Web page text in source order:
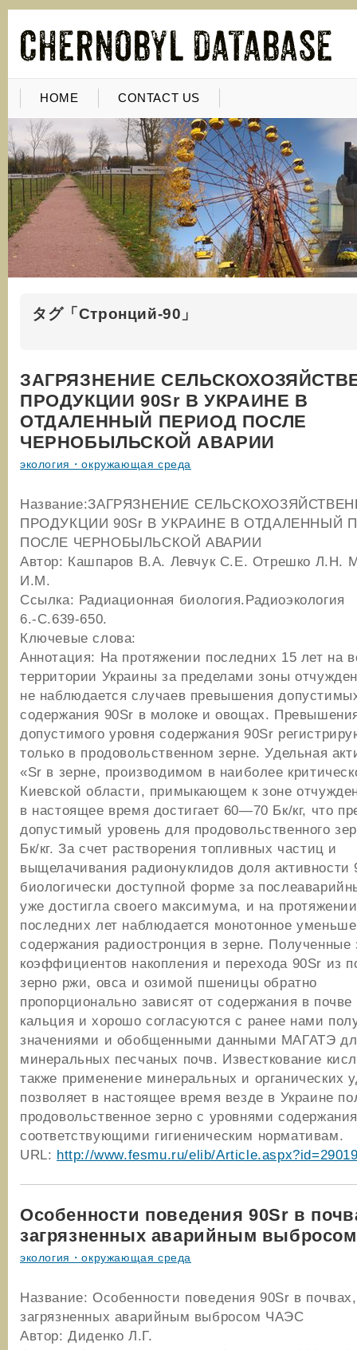
HOME CONTACT US
タグ「Стронций-90」
ЗАГРЯЗНЕНИЕ
ПРОДУКЦИИ 90Sr В УКРАИНЕ В
ОТДАЛЕННЫЙ ПЕРИОД ПОСЛЕ
ЧЕРНОБЫЛЬСКОЙ АВАРИИ
экология・окружающая среда
Название:ЗАГРЯЗНЕНИЕ
ПРОДУКЦИИ 90Sr В УКРАИНЕ В ОТДАЛЕННЫЙ
ПОСЛЕ ЧЕРНОБЫЛЬСКОЙ АВАРИИ
Автор: Кашпаров В.А. Левчук С.Е. Отрешко Л.Н.
И.М.
Ссылка: Радиационная
6.-С.639-650.
Ключевые слова:
Аннотация: На протяжении последних 15 лет на
территории Украины за пределами зоны
не наблюдается случаев превышения
содержания 90Sr в молоке и овощах.
допустимого уровня содержания 90Sr
только в продовольственном зерне. Удельная
«Sr в зерне, производимом в наиболее
Киевской области, примыкающем к зоне
в настоящее время достигает 60—70 Бк/кг, что
допустимый уровень для продовольственного
Бк/кг. За счет растворения топливных частиц и
выщелачивания радионуклидов доля активности
биологически доступной форме за
уже достигла своего максимума, и на протяжении
последних лет наблюдается монотонное
содержания радиостронция в зерне. Полученные
коэффициентов накопления и перехода 90Sr из
зерно ржи, овса и озимой пшеницы обратно
пропорционально зависят от содержания в почве
кальция и хорошо согласуются с ранее нами
значениями и обобщенными данными МАГАТЭ
минеральных песчаных почв. Известкование
также применение минеральных и органических
позволяет в настоящее время везде в Украине
продовольственное зерно с уровнями
соответствующими гигиеническим нормативам.
URL: http://www.fesmu.ru/elib/
Особенности поведения 90Sr в
загрязненных аварийным
экология・окружающая среда
Название: Особенности поведения 90Sr в почвах,
загрязненных аварийным выбросом ЧАЭС
Автор: Диденко Л.Г.